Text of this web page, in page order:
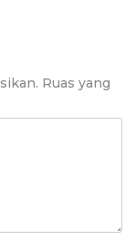
Ruas yang